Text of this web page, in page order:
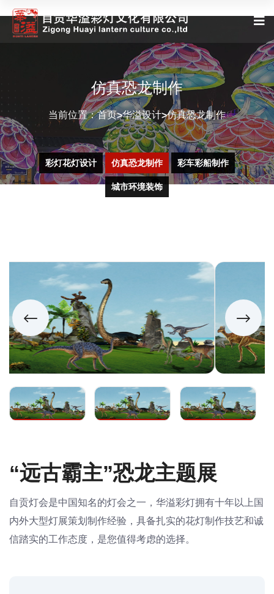
仿真恐龙制作
当前位置：首页>华溢设计>仿真恐龙制作
彩灯花灯设计 仿真恐龙制作 彩车彩船制作
城市环境装饰
“远古霸主”恐龙主题展
自贡灯会是中国知名的灯会之一，华溢彩灯拥有十年以上国
内外大型灯展策划制作经验，具备扎实的花灯制作技艺和诚
信踏实的工作态度，是您值得考虑的选择。